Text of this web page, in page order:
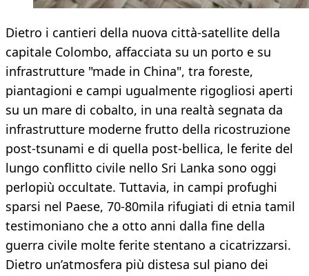
Dietro i cantieri della nuova città-satellite della
capitale Colombo, affacciata su un porto e su
infrastrutture "made in China", tra foreste,
piantagioni e campi ugualmente rigogliosi aperti
su un mare di cobalto, in una realtà segnata da
infrastrutture moderne frutto della ricostruzione
post-tsunami e di quella post-bellica, le ferite del
lungo conflitto civile nello Sri Lanka sono oggi
perlopiù occultate. Tuttavia, in campi profughi
sparsi nel Paese, 70-80mila rifugiati di etnia tamil
testimoniano che a otto anni dalla fine della
guerra civile molte ferite stentano a cicatrizzarsi.
Dietro un’atmosfera più distesa sul piano dei